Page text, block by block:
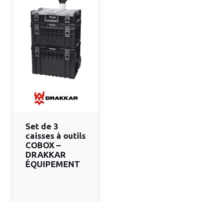
Set de 3
caisses à outils
COBOX –
DRAKKAR
ÉQUIPEMENT